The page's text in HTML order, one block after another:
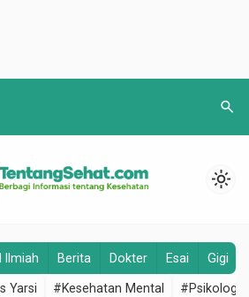
search
light_mode
Ilmiah Berita Dokter Esai Gigi
Yarsi #Kesehatan Mental #Psikologi